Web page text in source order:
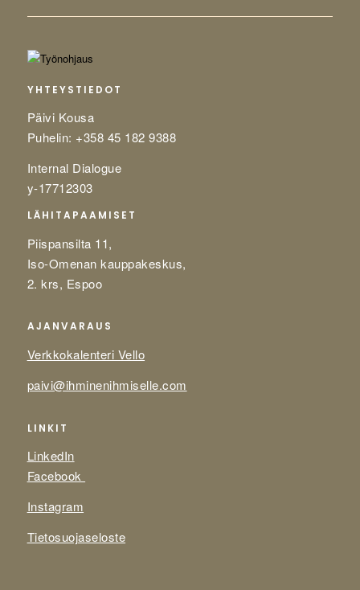
YHTEYSTIEDOT
Päivi Kousa
Puhelin: +358 45 182 9388
Internal Dialogue
y-17712303
LÄHITAPAAMISET
Piispansilta 11,
Iso-Omenan kauppakeskus,
2. krs, Espoo
AJANVARAUS
Verkkokalenteri Vello
paivi@ihminenihmiselle.com
LINKIT
LinkedIn
Facebook
Instagram
Tietosuojaseloste